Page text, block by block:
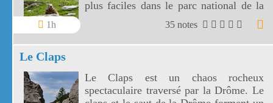
1h
plus faciles dans le parc national de la
Vanoise. Les marmottes de l'Orgère sont
visibles au fond d'un vallon juste en
dessous des 2000 m d'altitude.
35 notes
Le Claps
Le Claps est un chaos rocheux
spectaculaire traversé par la Drôme. Le